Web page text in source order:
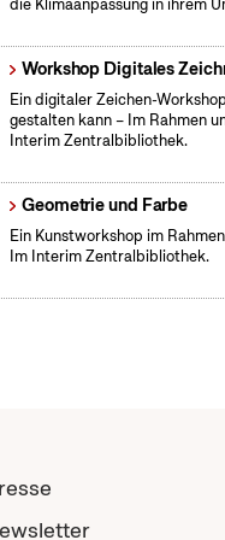
die Klimaanpassung in ihrem
Workshop Digitales
Ein digitaler Zeichen-
gestalten kann – Im Rahmen
Interim Zentralbibliothek.
Geometrie und Farbe
Ein Kunstworkshop im
Im Interim Zentralbibliothek.